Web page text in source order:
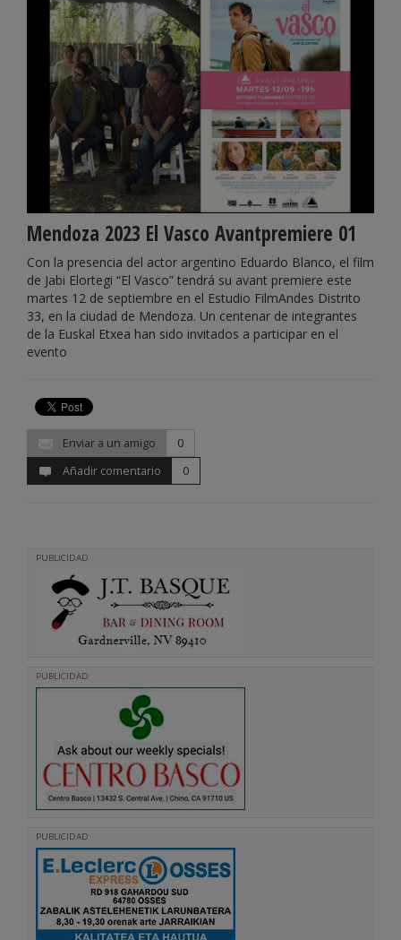
Mendoza 2023 El Vasco Avantpremiere 01
Con la presencia del actor argentino Eduardo Blanco, el film
de Jabi Elortegi “El Vasco” tendrá su avant premiere este
martes 12 de septiembre en el Estudio FilmAndes Distrito
33, en la ciudad de Mendoza. Un centenar de integrantes
de la Euskal Etxea han sido invitados a participar en el
evento
Enviar a un amigo
0
Añadir comentario
0
PUBLICIDAD
PUBLICIDAD
PUBLICIDAD